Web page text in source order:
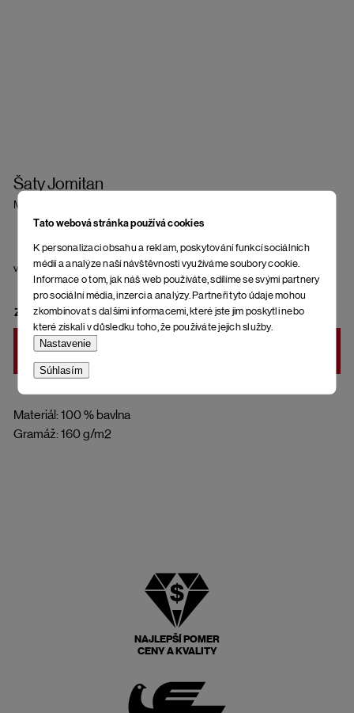
Tato webová stránka používá cookies
K personalizaci obsahu a reklam, poskytování funkcí sociálních
médií a analýze naší návštěvnosti využíváme soubory cookie.
Informace o tom, jak náš web používáte, sdílíme se svými partnery
pro sociální média, inzerci a analýzy. Partneři tyto údaje mohou
zkombinovat s dalšími informacemi, které jste jim poskytli nebo
které získali v důsledku toho, že používáte jejich služby.
Nastavenie
Súhlasím
Šaty Jomitan
Mediterranea
Materiál: 100 % bavlna
Gramáž: 160 g/m2
veľkosť
ZVOĽTE VARIANT
NAJLEPŠÍ POMER
CENY A KVALITY